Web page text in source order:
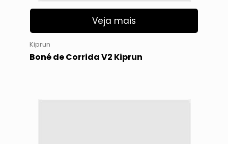
Veja mais
Kiprun
Boné de Corrida V2 Kiprun